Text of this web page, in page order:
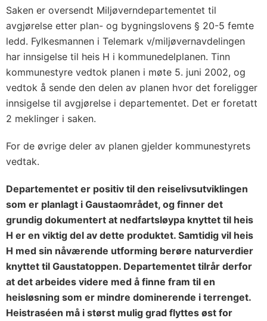
Saken er oversendt Miljøverndepartementet til
avgjørelse etter plan- og bygningslovens § 20-5 femte
ledd. Fylkesmannen i Telemark v/miljøvernavdelingen
har innsigelse til heis H i kommunedelplanen. Tinn
kommunestyre vedtok planen i møte 5. juni 2002, og
vedtok å sende den delen av planen hvor det foreligger
innsigelse til avgjørelse i departementet. Det er foretatt
2 meklinger i saken.
For de øvrige deler av planen gjelder kommunestyrets
vedtak.
Departementet er positiv til den reiselivsutviklingen
som er planlagt i Gaustaområdet, og finner det
grundig dokumentert at nedfartsløypa knyttet til heis
H er en viktig del av dette produktet. Samtidig vil heis
H med sin nåværende utforming berøre naturverdier
knyttet til Gaustatoppen. Departementet tilrår derfor
at det arbeides videre med å finne fram til en
heisløsning som er mindre dominerende i terrenget.
Heistraséen må i størst mulig grad flyttes øst for